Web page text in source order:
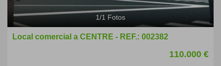
1/1 Fotos
Local comercial a CENTRE - REF.: 002382
110.000 €